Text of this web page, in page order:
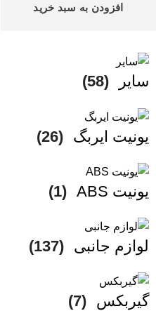
افزودن به سبد خرید
سایر (58)
یونیت ایربگ (26)
یونیت ABS (1)
لوازم جانبی (137)
گیربکس (7)